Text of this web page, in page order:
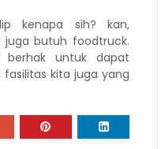
kenapa sih? kan,
juga butuh foodtruck.
berhak untuk dapat
fasilitas kita juga yang